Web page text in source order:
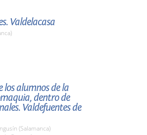
Valdelacasa
los alumnos de la
dentro de
Valdefuentes de
(Salamanca)